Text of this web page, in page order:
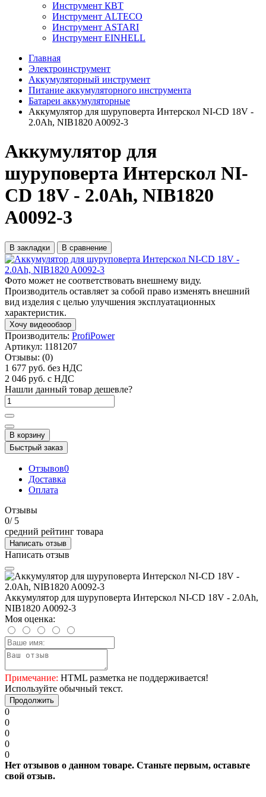
Инструмент КВТ
Инструмент ALTECO
Инструмент ASTARI
Инструмент EINHELL
Главная
Электроинструмент
Аккумуляторный инструмент
Питание аккумуляторного инструмента
Батареи аккумуляторные
Аккумулятор для шуруповерта Интерскол NI-CD 18V -
2.0Ah, NIB1820 A0092-3
Аккумулятор для
шуруповерта Интерскол NI-
CD 18V - 2.0Ah, NIB1820
A0092-3
В закладки В сравнение
Фото может не соответствовать внешнему виду.
Производитель оставляет за собой право изменять внешний
вид изделия с целью улучшения эксплуатационных
характеристик.
Хочу видеообзор
Производитель: ProfiPower
Артикул: 1181207
Отзывы: (0)
1 677 руб. без НДС
2 046 руб. с НДС
Нашли данный товар дешевле?
В корзину
Быстрый заказ
Отзывов0
Доставка
Оплата
Отзывы
0/ 5
средний рейтинг товара
Написать отзыв
Написать отзыв
Аккумулятор для шуруповерта Интерскол NI-CD 18V - 2.0Ah,
NIB1820 A0092-3
Моя оценка:
Примечание: HTML разметка не поддерживается!
Используйте обычный текст.
Продолжить
0
0
0
0
0
Нет отзывов о данном товаре. Станьте первым, оставьте
свой отзыв.